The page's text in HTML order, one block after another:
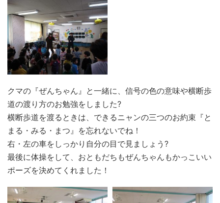
クマの『ぜんちゃん』と一緒に、信号の色の意味や横断歩
道の渡り方のお勉強をしました?
横断歩道を渡るときは、できるニャンの三つのお約束『と
まる・みる・まつ』を忘れないでね！
右・左の車をしっかり自分の目で見ましょう?
最後に体操をして、おともだちもぜんちゃんもかっこいい
ポーズを決めてくれました！